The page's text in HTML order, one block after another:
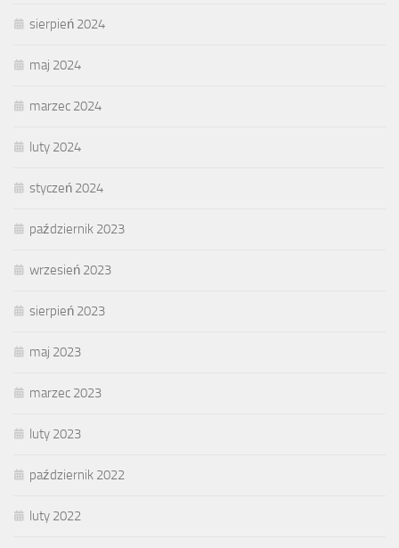
sierpień 2024
maj 2024
marzec 2024
luty 2024
styczeń 2024
październik 2023
wrzesień 2023
sierpień 2023
maj 2023
marzec 2023
luty 2023
październik 2022
luty 2022